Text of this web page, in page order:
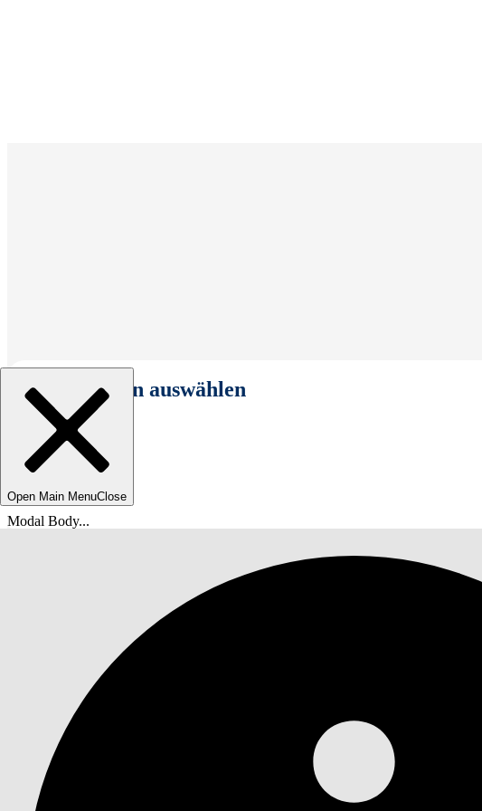
Organisation auswählen
Open Main MenuClose
Modal Body...
Sie befinden sich hier: